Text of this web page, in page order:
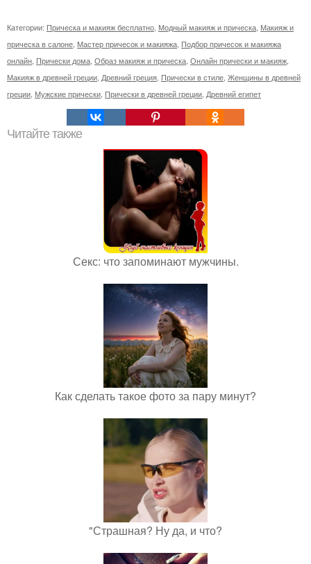
Категории: Прическа и макияж бесплатно Модный макияж и прическа Макияж и
прическа в салоне Мастер причесок и макияжа Подбор причесок и макияжа
онлайн Прически дома Образ макияж и прическа Онлайн прически и макияж
Макияж в древней греции Древний греция Прически в стиле Женщины в древней
греции Мужские прически Прически в древней греции Древний египет
Читайте также
Секс: что запоминают мужчины.
Как сделать такое фото за пару минут?
"Страшная? Ну да, и что?